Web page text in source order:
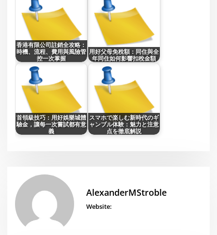
香港有限公司註銷全攻略：
時機、流程、費用與風險管
控一次掌握
用好父母免稅額：同住與全
年同住如何影響扣稅金額
首領級技巧：用好娛樂城體
驗金，讓每一次嘗試都有意
義
スマホで楽しむ新時代のギ
ャンブル体験：魅力と注意
点を徹底解説
AlexanderMStroble
Website: